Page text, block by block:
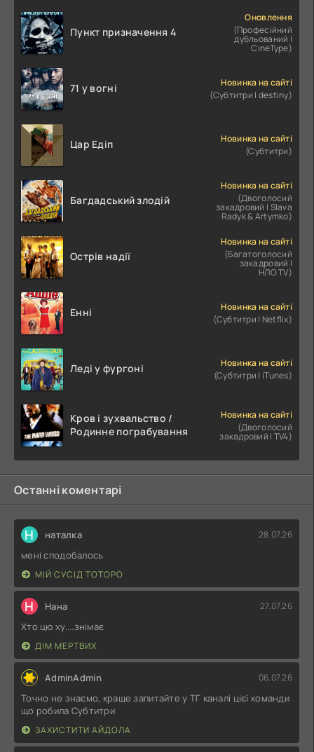
Пункт призначення 4
Оновлення
(Професійний
дубльований |
CineType)
71 у вогні
Новинка на сайті
(Субтитри | destiny)
Цар Едіп
Новинка на сайті
(Субтитри)
Багдадський злодій
Новинка на сайті
(Двоголосий
закадровий | Slava
Radyk & Artymko)
Острів надії
Новинка на сайті
(Багатоголосий
закадровий |
НЛО.TV)
Енні
Новинка на сайті
(Субтитри | Netflix)
Леді у фургоні
Новинка на сайті
(Субтитри | iTunes)
Кров і зухвальство /
Родинне пограбування
Новинка на сайті
(Двоголосий
закадровий | TV4)
Останні коментарі
Н наталка 28.07.26
мені сподобалось
МІЙ СУСІД ТОТОРО
Н Нана 27.07.26
Хто цю ху....знімає
ДІМ МЕРТВИХ
AdminAdmin 06.07.26
Точно не знаємо, краще запитайте у ТГ каналі цієї команди
що робила Субтитри
ЗАХИСТИТИ АЙДОЛА